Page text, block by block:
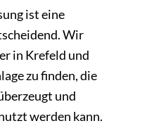
ist eine
Wir
in Krefeld und
zu finden, die
und
werden kann.